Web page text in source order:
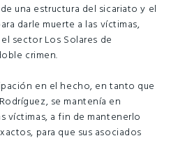
una estructura del sicariato y el
darle muerte a las víctimas,
sector Los Solares de
crimen.
en el hecho, en tanto que
se mantenía en
víctimas, a fin de mantenerlo
para que sus asociados